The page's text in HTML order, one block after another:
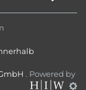
. Powered by